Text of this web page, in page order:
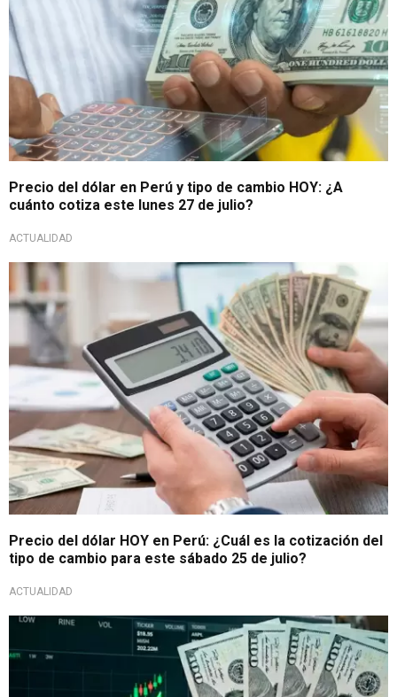
Precio del dólar en Perú y tipo de cambio HOY: ¿A
cuánto cotiza este lunes 27 de julio?
ACTUALIDAD
¿Tendencia al alza?
Precio del dólar HOY en Perú: ¿Cuál es la cotización del
tipo de cambio para este sábado 25 de julio?
ACTUALIDAD
Cotización del día